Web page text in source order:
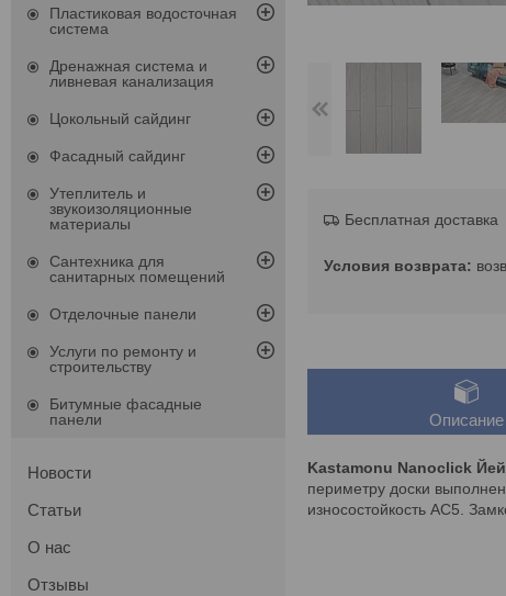
Бесплатная доставка
Описание
Kastamonu Nanoclick
периметру доски
износостойкость AC5.
Пластиковая водосточная
система
Дренажная система и
ливневая канализация
Цокольный сайдинг
Фасадный сайдинг
Утеплитель и
звукоизоляционные
материалы
Сантехника для
санитарных помещений
Отделочные панели
Услуги по ремонту и
строительству
Битумные фасадные
панели
Новости
Статьи
О нас
Отзывы